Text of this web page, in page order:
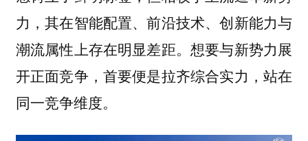
力，其在智能配置、前沿技术、创新能力与
潮流属性上存在明显差距。想要与新势力展
开正面竞争，首要便是拉齐综合实力，站在
同一竞争维度。